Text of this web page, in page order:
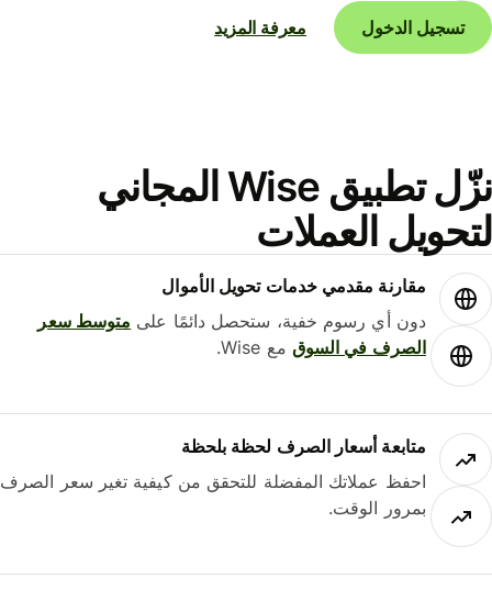
تسجيل الدخول
معرفة المزيد
نزّل تطبيق Wise المجاني
العملات
مقارنة مقدمي خدمات تحويل الأموال
دون أي رسوم خفية، ستحصل دائمًا علىمتوسط ​​سعر
الصرف في السوقمع Wise.
متابعة أسعار الصرف لحظة بلحظة
احفظ عملاتك المفضلة للتحقق من كيفية تغير سعر الصرف
بمرور الوقت.